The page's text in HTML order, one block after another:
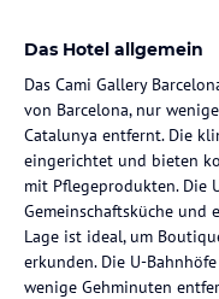
Das Hotel allgemein
Das Cami Gallery
von Barcelona, nur
Catalunya entfernt. Die
eingerichtet und bieten
mit Pflegeprodukten. Die
Gemeinschaftsküche und
Lage ist ideal, um
erkunden. Die U-
wenige Gehminuten